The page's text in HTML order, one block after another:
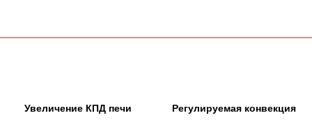
Увеличение КПД печи Регулируемая конвекция